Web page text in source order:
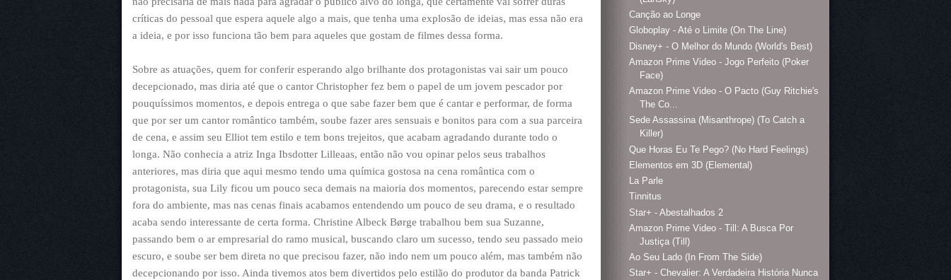
críticas do pessoal que espera aquele algo a mais, que tenha uma explosão de ideias, mas essa não era
a ideia, e por isso funciona tão bem para aqueles que gostam de filmes dessa forma.
Sobre as atuações, quem for conferir esperando algo brilhante dos protagonistas vai sair um pouco
decepcionado, mas diria até que o cantor Christopher fez bem o papel de um jovem pescador por
pouquíssimos momentos, e depois entrega o que sabe fazer bem que é cantar e performar, de forma
que por ser um cantor romântico também, soube fazer ares sensuais e bonitos para com a sua parceira
de cena, e assim seu Elliot tem estilo e tem bons trejeitos, que acabam agradando durante todo o
longa. Não conhecia a atriz Inga Ibsdotter Lilleaas, então não vou opinar pelos seus trabalhos
anteriores, mas diria que aqui mesmo tendo uma química gostosa na cena romântica com o
protagonista, sua Lily ficou um pouco seca demais na maioria dos momentos, parecendo estar sempre
fora do ambiente, mas nas cenas finais acabamos entendendo um pouco de seu drama, e o resultado
acaba sendo interessante de certa forma. Christine Albeck Børge trabalhou bem sua Suzanne,
passando bem o ar empresarial do ramo musical, buscando claro um sucesso, tendo seu passado meio
escuro, e soube ser bem direta no que precisou fazer, não indo nem um pouco além, mas também não
decepcionando por isso. Ainda tivemos atos bem divertidos pelo estilão do produtor da banda Patrick
Canção ao Longe
Globoplay - Até o Limite (On The Line)
Disney+ - O Melhor do Mundo (World's Best)
Amazon Prime Video - Jogo Perfeito (Poker
Face)
Amazon Prime Video - O Pacto (Guy Ritchie's
The Co...
Sede Assassina (Misanthrope) (To Catch a
Killer)
Que Horas Eu Te Pego? (No Hard Feelings)
Elementos em 3D (Elemental)
La Parle
Tinnitus
Star+ - Abestalhados 2
Amazon Prime Video - Till: A Busca Por
Justiça (Till)
Ao Seu Lado (In From The Side)
Star+ - Chevalier: A Verdadeira História Nunca